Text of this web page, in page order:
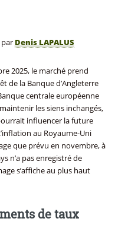
Denis LAPALUS
2025, le marché prend
de la Banque d’Angleterre
centrale européenne
les siens inchangés,
influencer la future
au Royaume-Uni
que prévu en novembre, à
n’a pas enregistré de
s’affiche au plus haut
de taux